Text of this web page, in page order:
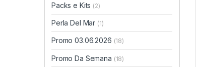
Packs e Kits (2)
Perla Del Mar (1)
Promo 03.06.2026 (18)
Promo Da Semana (18)